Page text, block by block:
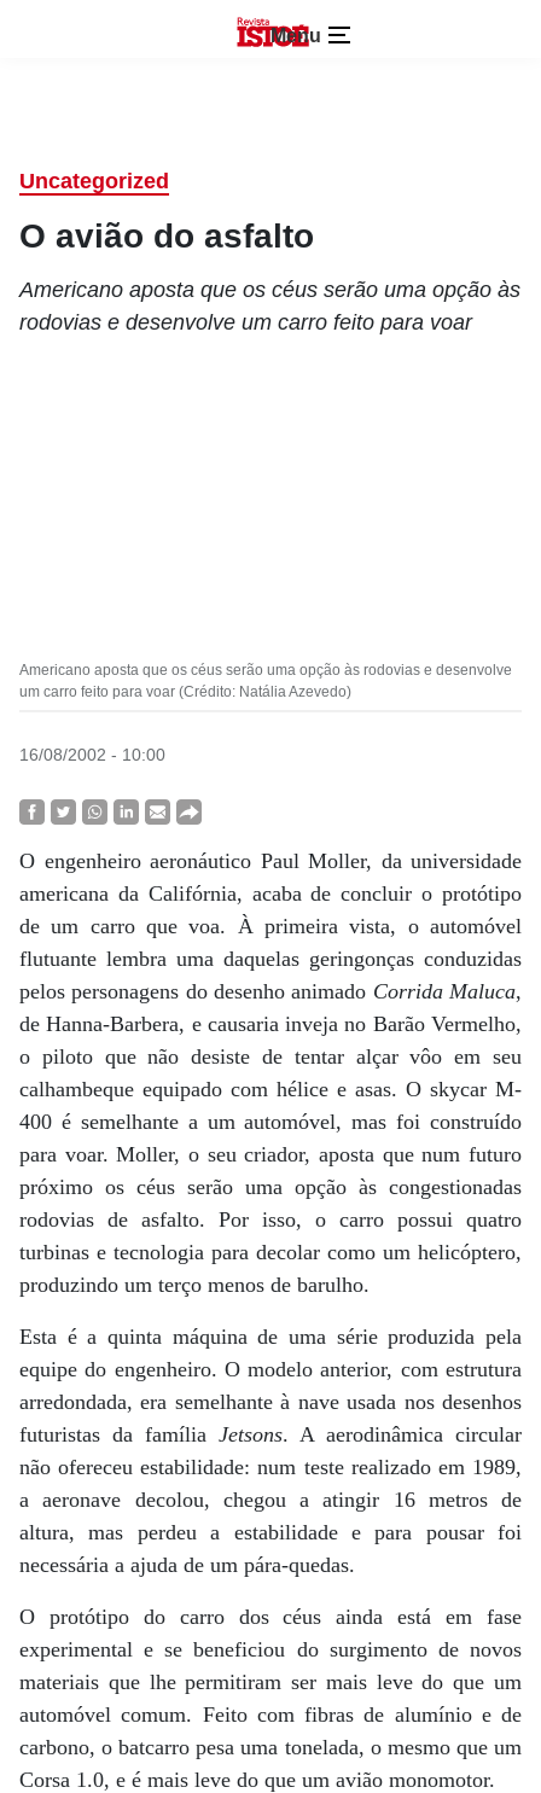
Menu
Uncategorized
O avião do asfalto
Americano aposta que os céus serão uma opção às
rodovias e desenvolve um carro feito para voar
Americano aposta que os céus serão uma opção às rodovias e desenvolve
um carro feito para voar (Crédito: Natália Azevedo)
16/08/2002 - 10:00
O engenheiro aeronáutico Paul Moller, da universidade
americana da Califórnia, acaba de concluir o protótipo
de um carro que voa. À primeira vista, o automóvel
flutuante lembra uma daquelas geringonças conduzidas
pelos personagens do desenho animado Corrida Maluca,
de Hanna-Barbera, e causaria inveja no Barão Vermelho,
o piloto que não desiste de tentar alçar vôo em seu
calhambeque equipado com hélice e asas. O skycar M-
400 é semelhante a um automóvel, mas foi construído
para voar. Moller, o seu criador, aposta que num futuro
próximo os céus serão uma opção às congestionadas
rodovias de asfalto. Por isso, o carro possui quatro
turbinas e tecnologia para decolar como um helicóptero,
produzindo um terço menos de barulho.
Esta é a quinta máquina de uma série produzida pela
equipe do engenheiro. O modelo anterior, com estrutura
arredondada, era semelhante à nave usada nos desenhos
futuristas da família Jetsons. A aerodinâmica circular
não ofereceu estabilidade: num teste realizado em 1989,
a aeronave decolou, chegou a atingir 16 metros de
altura, mas perdeu a estabilidade e para pousar foi
necessária a ajuda de um pára-quedas.
O protótipo do carro dos céus ainda está em fase
experimental e se beneficiou do surgimento de novos
materiais que lhe permitiram ser mais leve do que um
automóvel comum. Feito com fibras de alumínio e de
carbono, o batcarro pesa uma tonelada, o mesmo que um
Corsa 1.0, e é mais leve do que um avião monomotor.